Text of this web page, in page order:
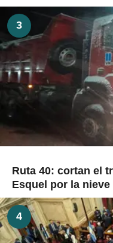
3
Ruta 40: cortan el
Esquel por la nieve
4